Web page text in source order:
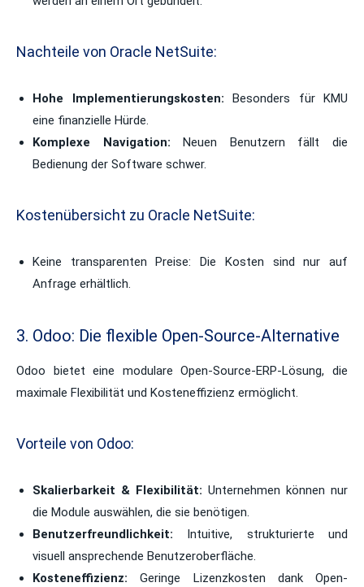
Nachteile von Oracle NetSuite:
Hohe Implementierungskosten: Besonders für KMU
eine finanzielle Hürde.
Komplexe Navigation: Neuen Benutzern fällt die
Bedienung der Software schwer.
Kostenübersicht zu Oracle NetSuite:
Keine transparenten Preise: Die
Kosten sind nur auf
Anfrage erhältlich.
3. Odoo: Die flexible Open-Source-Alternative
Odoo bietet eine modulare Open-Source-ERP-Lösung, die
maximale Flexibilität und Kosteneffizienz ermöglicht.
Vorteile von Odoo:
Skalierbarkeit & Flexibilität: Unternehmen können nur
die Module auswählen, die sie benötigen.
Benutzerfreundlichkeit: Intuitive, strukturierte und
visuell ansprechende Benutzeroberfläche.
Kosteneffizienz: Geringe Lizenzkosten dank Open-